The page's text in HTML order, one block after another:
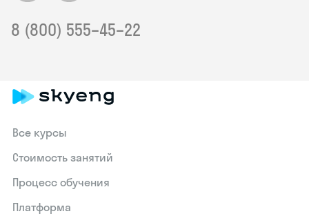
8 (800) 555–45–22
Все курсы
Стоимость занятий
Процесс обучения
Платформа